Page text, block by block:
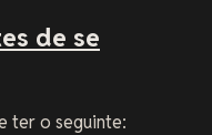
de se
ter o seguinte: